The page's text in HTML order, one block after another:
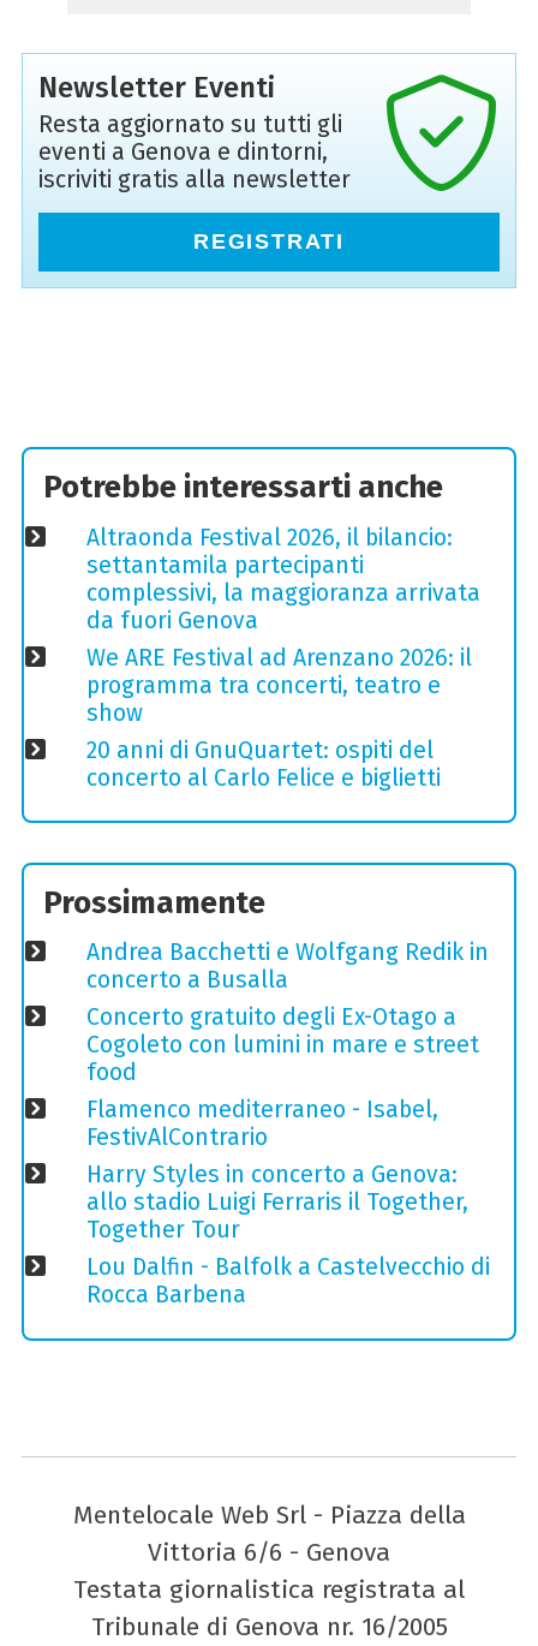
Newsletter Eventi
Resta aggiornato su tutti gli
eventi a Genova e dintorni,
iscriviti gratis alla newsletter
REGISTRATI
Potrebbe interessarti anche
Altraonda Festival 2026, il bilancio:
settantamila partecipanti
complessivi, la maggioranza arrivata
da fuori Genova
We ARE Festival ad Arenzano 2026: il
programma tra concerti, teatro e
show
20 anni di GnuQuartet: ospiti del
concerto al Carlo Felice e biglietti
Prossimamente
Andrea Bacchetti e Wolfgang Redik in
concerto a Busalla
Concerto gratuito degli Ex-Otago a
Cogoleto con lumini in mare e street
food
Flamenco mediterraneo - Isabel,
FestivAlContrario
Harry Styles in concerto a Genova:
allo stadio Luigi Ferraris il Together,
Together Tour
Lou Dalfin - Balfolk a Castelvecchio di
Rocca Barbena
Mentelocale Web Srl - Piazza della
Vittoria 6/6 - Genova
Testata giornalistica registrata al
Tribunale di Genova nr. 16/2005